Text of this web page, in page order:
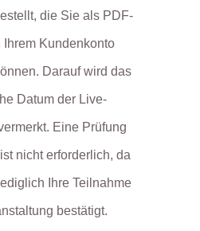
die Sie als PDF-
Ihrem Kundenkonto
Darauf wird das
Datum der Live-
Eine Prüfung
nicht erforderlich, da
Ihre Teilnahme
bestätigt.